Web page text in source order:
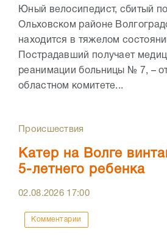
Юный велосипедист, сбитый
Ольховском районе
находится в тяжелом
Пострадавший получает
реанимации больницы № 7, –
областном комитете...
Происшествия
Катер на Волге
5-летнего ребенка
02.08.2026 17:00
Комментарии